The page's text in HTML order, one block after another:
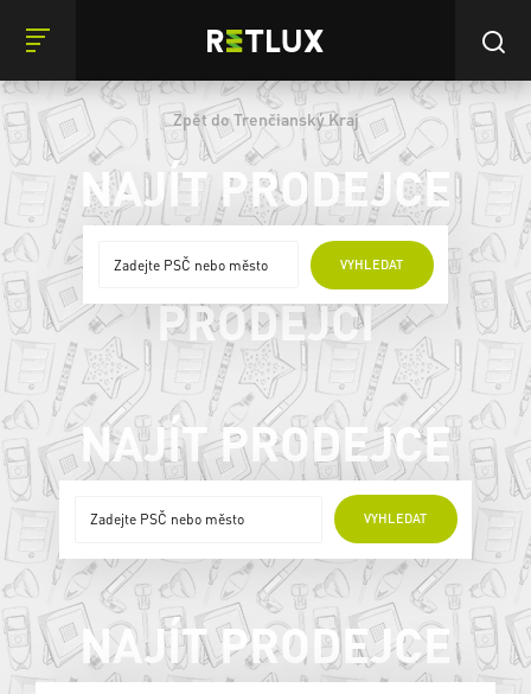
Zpět do Trenčianský Kraj
NAJÍT PRODEJCE
VYHLEDAT
ONLINE
PRODEJCI
NAJÍT PRODEJCE
VYHLEDAT
ONLINE PRODEJCI
NAJÍT PRODEJCE